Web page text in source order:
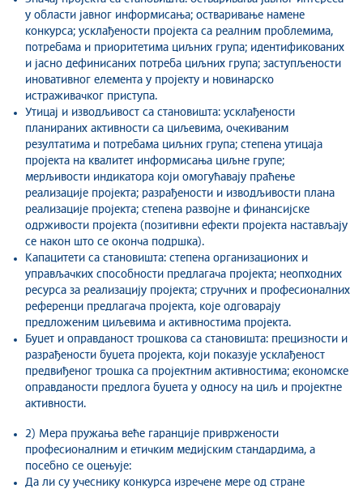
у области јавног информисања; остваривање намене
конкурса; усклађености пројекта са реалним проблемима,
потребама и приоритетима циљних група; идентификованих
и јасно дефинисаних потреба циљних група; заступљености
иновативног елемента у пројекту и новинарско
истраживачког приступа.
Утицај и изводљивост са становишта: усклађености
планираних активности са циљевима, очекиваним
резултатима и потребама циљних група; степена утицаја
пројекта на квалитет информисања циљне групе;
мерљивости индикатора који омогућавају праћење
реализације пројекта; разрађености и изводљивости плана
реализације пројекта; степена развојне и финансијске
одрживости пројекта (позитивни ефекти пројекта настављају
се након што се оконча подршка).
Капацитети са становишта: степена организационих и
управљачких способности предлагача пројекта; неопходних
ресурса за реализацију пројекта; стручних и професионалних
референци предлагача пројекта, које одговарају
предложеним циљевима и активностима пројекта.
Буџет и оправданост трошкова са становишта: прецизности и
разрађености буџета пројекта, који показује усклађеност
предвиђеног трошка са пројектним активностима; економске
оправданости предлога буџета у односу на циљ и пројектне
активности.
2) Мера пружања веће гаранције привржености
професионалним и етичким медијским стандардима, а
посебно се оцењује:
Да ли су учеснику конкурса изречене мере од стране